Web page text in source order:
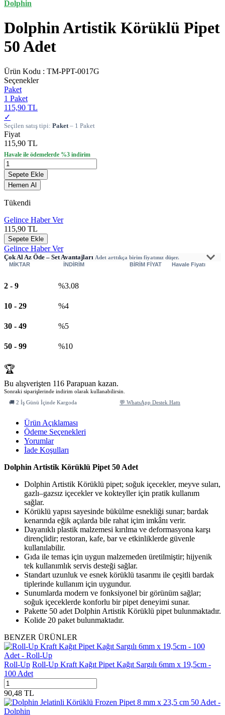
Dolphin
Dolphin Artistik Körüklü Pipet
50 Adet
Ürün Kodu : TM-PPT-0017G
Seçenekler
Paket
1 Paket
115,90 TL
✓
Seçilen satış tipi: Paket – 1 Paket
Fiyat
115,90 TL
Havale ile ödemelerde %3 indirim
Sepete Ekle
Hemen Al
Tükendi
Gelince Haber Ver
115,90 TL
Sepete Ekle
Gelince Haber Ver
Çok Al Az Öde – Set Avantajları Adet arttıkça birim fiyatınız düşer.
MİKTAR
İNDİRİM BİRİM FİYAT Havale Fiyatı
2 - 9 %3.08
10 - 29 %4
30 - 49 %5
50 - 99 %10
🏆
Bu alışverişten 116 Parapuan kazan.
Sonraki siparişlerinde indirim olarak kullanabilirsin.
🚚 2 İş Günü İçinde Kargoda
💬 WhatsApp Destek Hattı
Ürün Açıklaması
Ödeme Seçenekleri
Yorumlar
İade Koşulları
Dolphin Artistik Körüklü Pipet 50 Adet
Dolphin Artistik Körüklü pipet; soğuk içecekler, meyve suları,
gazlı–gazsız içecekler ve kokteyller için pratik kullanım
sağlar.
Körüklü yapısı sayesinde bükülme esnekliği sunar; bardak
kenarında eğik açılarda bile rahat içim imkânı verir.
Dayanıklı plastik malzemesi kırılma ve deformasyona karşı
dirençlidir; restoran, kafe, bar ve etkinliklerde güvenle
kullanılabilir.
Gıda ile temas için uygun malzemeden üretilmiştir; hijyenik
tek kullanımlık servis desteği sağlar.
Standart uzunluk ve esnek körüklü tasarımı ile çeşitli bardak
tiplerinde kullanım için uygundur.
Sunumlarda modern ve fonksiyonel bir görünüm sağlar;
soğuk içeceklerde konforlu bir pipet deneyimi sunar.
Pakette 50 adet Dolphin Artistik Körüklü pipet bulunmaktadır.
Kolide 20 paket bulunmaktadır.
BENZER ÜRÜNLER
Roll-Up Roll-Up Kraft Kağıt Pipet Kağıt Sargılı 6mm x 19,5cm -
100 Adet
90,48 TL